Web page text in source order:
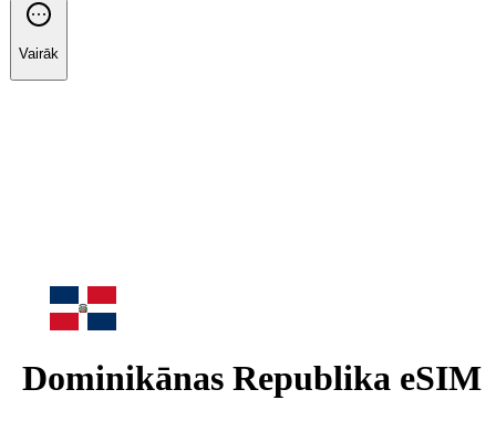
Vairāk
Dominikānas Republika eSIM